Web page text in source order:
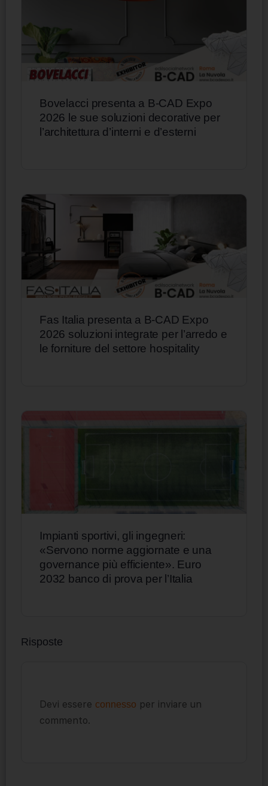
Bovelacci presenta a B-CAD Expo
2026 le sue soluzioni decorative per
l’architettura d’interni e d’esterni
Fas Italia presenta a B-CAD Expo
2026 soluzioni integrate per l’arredo e
le forniture del settore hospitality
Impianti sportivi, gli ingegneri:
«Servono norme aggiornate e una
governance più efficiente». Euro
2032 banco di prova per l’Italia
Risposte
Devi essere connesso per inviare un
commento.